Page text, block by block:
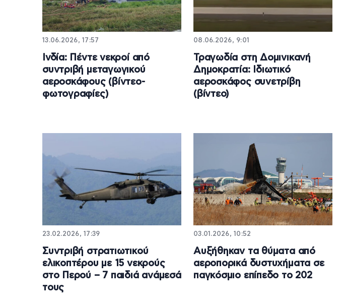
13.06.2026, 17:57
Ινδία: Πέντε νεκροί από
συντριβή μεταγωγικού
αεροσκάφους (βίντεο-
φωτογραφίες)
08.06.2026, 9:01
Τραγωδία στη Δομινικανή
Δημοκρατία: Ιδιωτικό
αεροσκάφος συνετρίβη
(βίντεο)
23.02.2026, 17:39
Συντριβή στρατιωτικού
ελικοπτέρου με 15 νεκρούς
στο Περού – 7 παιδιά ανάμεσά
τους
03.01.2026, 10:52
Αυξήθηκαν τα θύματα από
αεροπορικά δυστυχήματα σε
παγκόσμιο επίπεδο το 202